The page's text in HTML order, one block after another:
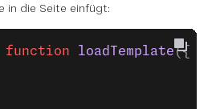
in die Seite einfügt:
function loadTemplate({